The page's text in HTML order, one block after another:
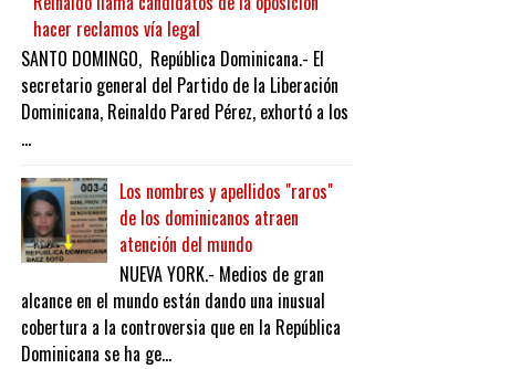
hacer reclamos vía legal
SANTO DOMINGO, República Dominicana.- El
secretario general del Partido de la Liberación
Dominicana, Reinaldo Pared Pérez, exhortó a los
...
Los nombres y apellidos "raros"
de los dominicanos atraen
atención del mundo
NUEVA YORK.- Medios de gran
alcance en el mundo están dando una inusual
cobertura a la controversia que en la República
Dominicana se ha ge...